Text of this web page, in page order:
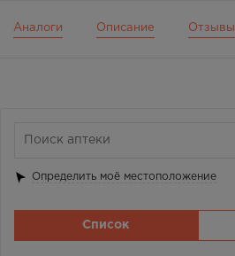
Аналоги Описание Отзывы
Определить моё местоположение
Список